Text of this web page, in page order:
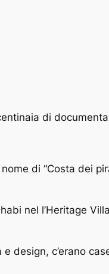
di
di “Costa dei
nel l’Heritage
design, c’erano